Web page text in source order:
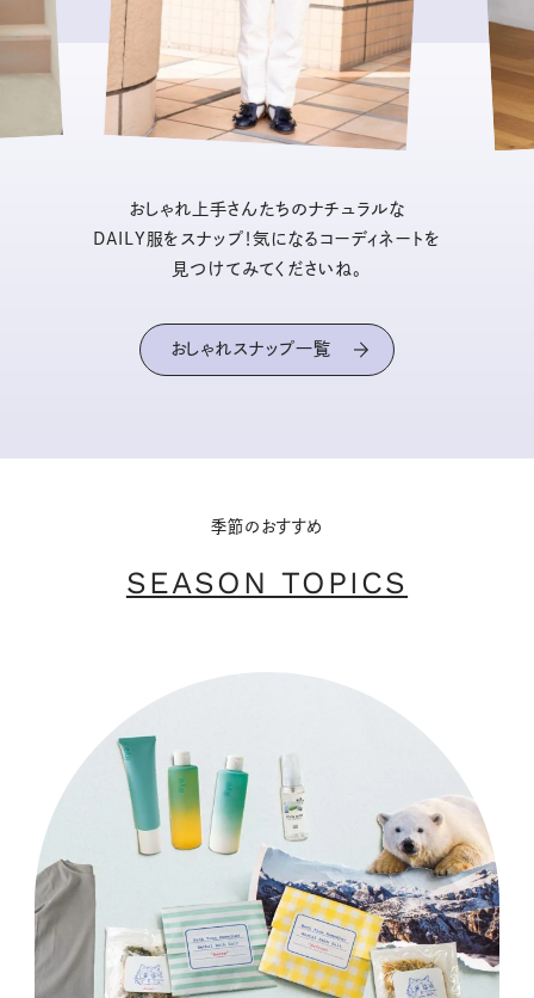
おしゃれ上手さんたちのナチュラルな
DAILY服をスナップ！気になるコーディネートを
見つけてみてくださいね。
おしゃれスナップ一覧
季節のおすすめ
SEASON TOPICS